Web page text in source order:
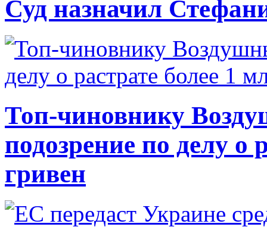
Суд назначил
Топ-чиновнику
подозрение по делу о
гривен